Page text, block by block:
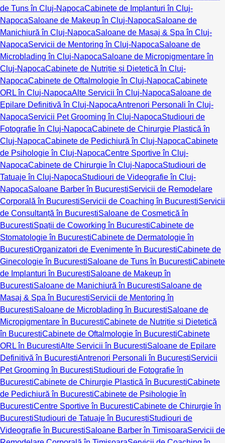
de Tuns în Cluj-NapocaCabinete de Implanturi în Cluj-
NapocaSaloane de Makeup în Cluj-NapocaSaloane de
Manichiură în Cluj-NapocaSaloane de Masaj & Spa în Cluj-
NapocaServicii de Mentoring în Cluj-NapocaSaloane de
Microblading în Cluj-NapocaSaloane de Micropigmentare în
Cluj-NapocaCabinete de Nutriție și Dietetică în Cluj-
NapocaCabinete de Oftalmologie în Cluj-NapocaCabinete
ORL în Cluj-NapocaAlte Servicii în Cluj-NapocaSaloane de
Epilare Definitivă în Cluj-NapocaAntrenori Personali în Cluj-
NapocaServicii Pet Grooming în Cluj-NapocaStudiouri de
Fotografie în Cluj-NapocaCabinete de Chirurgie Plastică în
Cluj-NapocaCabinete de Pedichiură în Cluj-NapocaCabinete
de Psihologie în Cluj-NapocaCentre Sportive în Cluj-
NapocaCabinete de Chirurgie în Cluj-NapocaStudiouri de
Tatuaje în Cluj-NapocaStudiouri de Videografie în Cluj-
NapocaSaloane Barber în BucureștiServicii de Remodelare
Corporală în BucureștiServicii de Coaching în BucureștiServicii
de Consultanță în BucureștiSaloane de Cosmetică în
BucureștiSpații de Coworking în BucureștiCabinete de
Stomatologie în BucureștiCabinete de Dermatologie în
BucureștiOrganizatori de Evenimente în BucureștiCabinete de
Ginecologie în BucureștiSaloane de Tuns în BucureștiCabinete
de Implanturi în BucureștiSaloane de Makeup în
BucureștiSaloane de Manichiură în BucureștiSaloane de
Masaj & Spa în BucureștiServicii de Mentoring în
BucureștiSaloane de Microblading în BucureștiSaloane de
Micropigmentare în BucureștiCabinete de Nutriție și Dietetică
în BucureștiCabinete de Oftalmologie în BucureștiCabinete
ORL în BucureștiAlte Servicii în BucureștiSaloane de Epilare
Definitivă în BucureștiAntrenori Personali în BucureștiServicii
Pet Grooming în BucureștiStudiouri de Fotografie în
BucureștiCabinete de Chirurgie Plastică în BucureștiCabinete
de Pedichiură în BucureștiCabinete de Psihologie în
BucureștiCentre Sportive în BucureștiCabinete de Chirurgie în
BucureștiStudiouri de Tatuaje în BucureștiStudiouri de
Videografie în BucureștiSaloane Barber în TimișoaraServicii de